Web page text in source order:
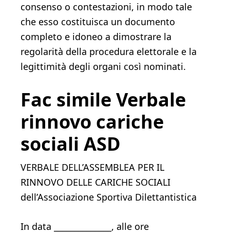
consenso o contestazioni, in modo tale
che esso costituisca un documento
completo e idoneo a dimostrare la
regolarità della procedura elettorale e la
legittimità degli organi così nominati.
Fac simile Verbale
rinnovo cariche
sociali ASD​​
VERBALE DELL’ASSEMBLEA PER IL
RINNOVO DELLE CARICHE SOCIALI
dell’Associazione Sportiva Dilettantistica
In data ______________, alle ore